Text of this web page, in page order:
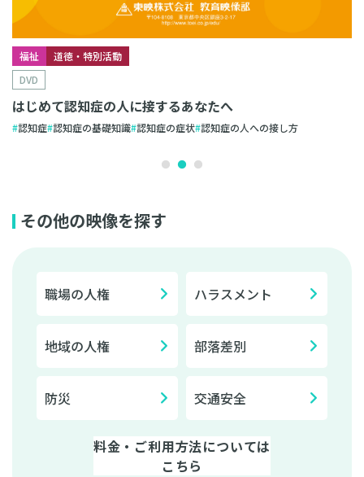
福祉
道徳・特別活動
DVD
はじめて認知症の人に接するあなたへ
認知症 認知症の基礎知識 認知症の症状 認知症の人への接し方
その他の映像を探す
職場の人権 ハラスメント
地域の人権 部落差別
防災 交通安全
料金・ご利用方法については
こちら